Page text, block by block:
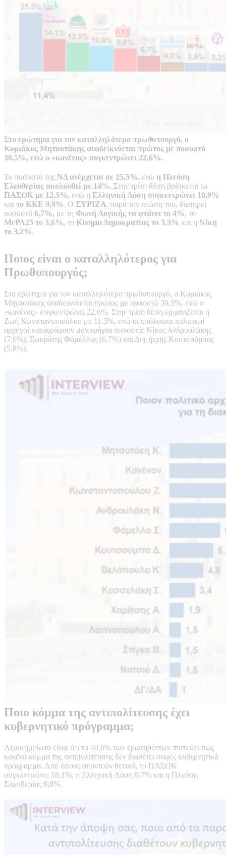
Στο ερώτημα για τον καταλληλότερο πρωθυπουργό, ο
Κυριάκος Μητσοτάκης αναδεικνύεται πρώτος με ποσοστό
30,5%, ενώ ο «κανένας» συγκεντρώνει 22,6%.
Το ποσοστό της ΝΔ ανέρχεται σε 25,5%, ενώ η Πλεύση
Ελευθερίας ακολουθεί με 14%. Στην τρίτη θέση βρίσκεται το
ΠΑΣΟΚ με 12,5%, ενώ η Ελληνική Λύση συγκεντρώνει 10,9%
και το ΚΚΕ 9,9%. Ο ΣΥΡΙΖΑ, παρά την πτώση του, διατηρεί
ποσοστό 6,7%, με τη Φωνή Λογικής να φτάνει το 4%, το
ΜεΡΑ25 το 3,6%, το Κίνημα Δημοκρατίας το 3,3% και η Νίκη
το 3,2%.
Ποιος είναι ο καταλληλότερος για
Πρωθυπουργός;
Στο ερώτημα για τον καταλληλότερο πρωθυπουργό, ο Κυριάκος
Μητσοτάκης αναδεικνύεται πρώτος με ποσοστό 30,5%, ενώ ο
«κανένας» συγκεντρώνει 22,6%. Στην τρίτη θέση εμφανίζεται η
Ζωή Κωνσταντοπούλου με 11,5%, ενώ οι υπόλοιποι πολιτικοί
αρχηγοί καταγράφουν μονοψήφια ποσοστά: Νίκος Ανδρουλάκης
(7,6%), Σωκράτης Φάμελλος (6,7%) και Δημήτρης Κουτσούμπας
(5,8%).
Ποιο κόμμα της αντιπολίτευσης έχει
κυβερνητικό πρόγραμμα;
Αξιοσημείωτο είναι ότι το 40,6% των ερωτηθέντων πιστεύει πως
κανένα κόμμα της αντιπολίτευσης δεν διαθέτει σαφές κυβερνητικό
πρόγραμμα. Από όσους απαντούν θετικά, το ΠΑΣΟΚ
συγκεντρώνει 18,1%, η Ελληνική Λύση 9,7% και η Πλεύση
Ελευθερίας 6,8%.